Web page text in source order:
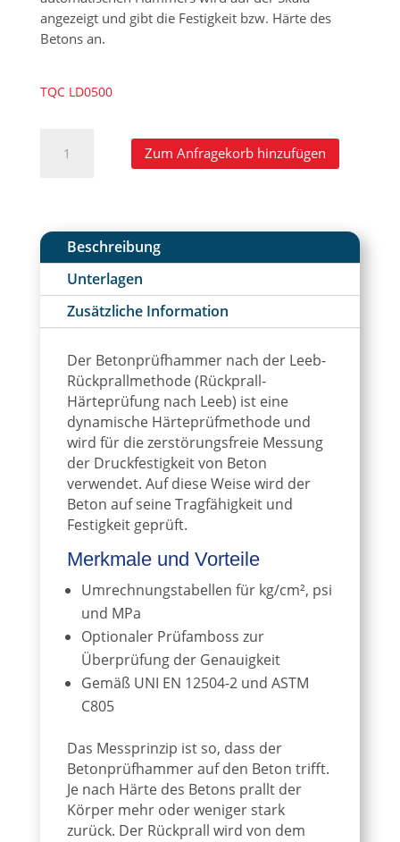
angezeigt und gibt die Festigkeit bzw. Härte des
Betons an.
TQC LD0500
Sheen
Zum Anfragekorb hinzufügen
A
a
v
Beschreibung
Unterlagen
Zusätzliche Information
Der Betonprüfhammer nach der Leeb-
Rückprallmethode (Rückprall-
Härteprüfung nach Leeb) ist eine
dynamische Härteprüfmethode und
wird für die zerstörungsfreie Messung
der Druckfestigkeit von Beton
verwendet. Auf diese Weise wird der
Beton auf seine Tragfähigkeit und
Festigkeit geprüft.
Merkmale und Vorteile
Umrechnungstabellen für kg/cm², psi
und MPa
Optionaler Prüfamboss zur
Überprüfung der Genauigkeit
Gemäß UNI EN 12504-2 und ASTM
C805
Das Messprinzip ist so, dass der
Betonprüfhammer auf den Beton trifft.
Je nach Härte des Betons prallt der
Körper mehr oder weniger stark
zurück. Der Rückprall wird von dem